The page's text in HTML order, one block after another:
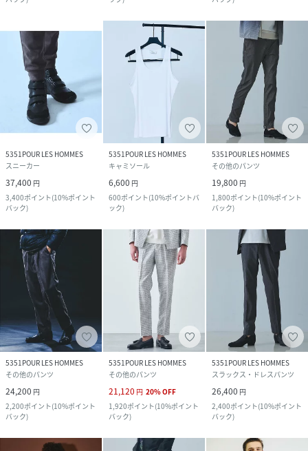
5351POUR LES HOMMES
スニーカー
37,400 円
3,400ポイント(10%ポイント
バック)
5351POUR LES HOMMES
キャミソール
6,600 円
600ポイント(10%ポイントバ
ック)
5351POUR LES HOMMES
その他のパンツ
19,800 円
1,800ポイント(10%ポイント
バック)
5351POUR LES HOMMES
その他のパンツ
24,200 円
2,200ポイント(10%ポイント
バック)
5351POUR LES HOMMES
その他のパンツ
21,120 円 20%OFF
1,920ポイント(10%ポイント
バック)
5351POUR LES HOMMES
スラックス・ドレスパンツ
26,400 円
2,400ポイント(10%ポイント
バック)